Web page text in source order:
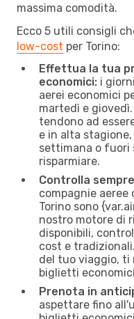
massima comodità.
Ecco 5 utili consigli
low-cost per Torino:
Effettua la tua
economici: i
aerei economici
martedì e
tendono ad
e in alta
settimana o fuori
risparmiare.
Controlla
compagnie aeree
Torino sono
nostro motore di
disponibili,
cost e
del tuo viaggio,
biglietti
Prenota in
aspettare fino